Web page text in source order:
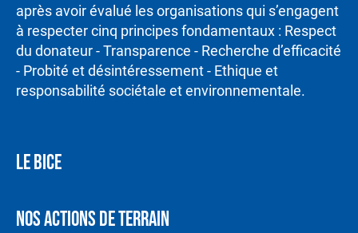
après avoir évalué les organisations qui s’engagent
à respecter cinq principes fondamentaux : Respect
du donateur - Transparence - Recherche d’efficacité
- Probité et désintéressement - Ethique et
responsabilité sociétale et environnementale.
LE BICE
NOS ACTIONS DE TERRAIN